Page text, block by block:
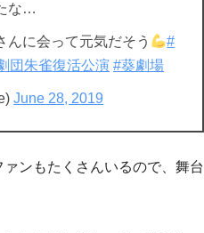
な…
んに会って元気だそう
#
団朱雀復活公演 #葵劇場
June 28, 2019
ンもたくさんいるので、舞台